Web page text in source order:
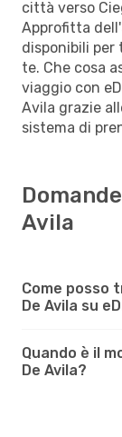
città verso
Approfitta
disponibili
te. Che cosa
viaggio con
Avila grazie
sistema di
Avila
Come posso
De Avila su
Quando è il
De Avila?